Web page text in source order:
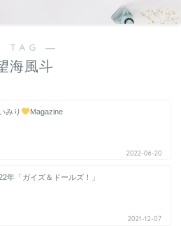
TAG ―
海風斗
みり Magazine
2022-06-20
年「ガイズ＆ドールズ！」
2021-12-07